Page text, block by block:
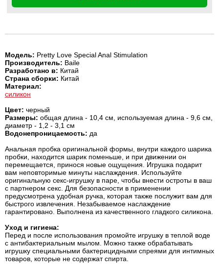
Модель: Pretty Love Special Anal Stimulation
Производитель: Baile
Разработано в: Китай
Страна сборки: Китай
Материал:
силикон
Цвет: черный
Размеры: общая длина - 10,4 см, используемая длина - 9,6 см,
диаметр - 1,2 - 3,1 cм
Водонепроницаемость: да
Анальная пробка оригинальной формы, внутри каждого шарика
пробки, находится шарик поменьше, и при движении он
перемещается, принося новые ощущения. Игрушка подарит
вам неповторимые минуты наслаждения. Используйте
оригинальную секс-игрушку в паре, чтобы внести остроты в ваш
с партнером секс. Для безопасности в применении
предусмотрена удобная ручка, которая также послужит вам для
быстрого извлечения. Незабываемое наслаждение
гарантировано. Выполнена из качественного гладкого силикона.
Уход и гигиена:
Перед и после использования промойте игрушку в теплой воде
с антибактериальным мылом. Можно также обрабатывать
игрушку специальными бактерицидными спреями для интимных
товаров, которые не содержат спирта.